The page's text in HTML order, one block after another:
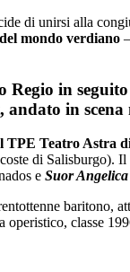
di unirsi alla
mondo verdiano
Regio in
in scena
TPE Teatro Astra
di Salisburgo).
e Suor Angelica
baritono,
operistico, classe